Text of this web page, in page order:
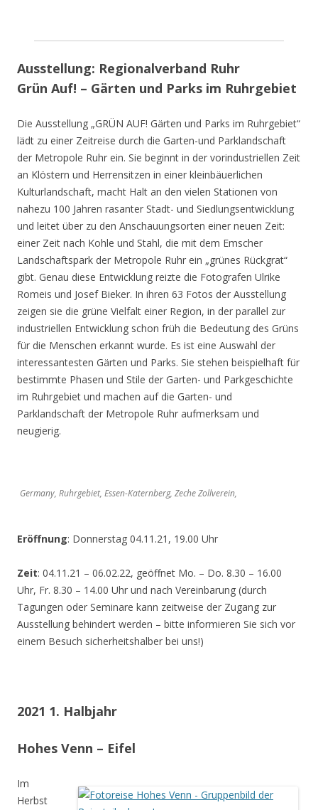
Ausstellung: Regionalverband Ruhr
Grün Auf! – Gärten und Parks im Ruhrgebiet
Die Ausstellung „GRÜN AUF! Gärten und Parks im Ruhrgebiet“
lädt zu einer Zeitreise durch die Garten-und Parklandschaft
der Metropole Ruhr ein. Sie beginnt in der vorindustriellen Zeit
an Klöstern und Herrensitzen in einer kleinbäuerlichen
Kulturlandschaft, macht Halt an den vielen Stationen von
nahezu 100 Jahren rasanter Stadt- und Siedlungsentwicklung
und leitet über zu den Anschauungsorten einer neuen Zeit:
einer Zeit nach Kohle und Stahl, die mit dem Emscher
Landschaftspark der Metropole Ruhr ein „grünes Rückgrat“
gibt. Genau diese Entwicklung reizte die Fotografen Ulrike
Romeis und Josef Bieker. In ihren 63 Fotos der Ausstellung
zeigen sie die grüne Vielfalt einer Region, in der parallel zur
industriellen Entwicklung schon früh die Bedeutung des Grüns
für die Menschen erkannt wurde. Es ist eine Auswahl der
interessantesten Gärten und Parks. Sie stehen beispielhaft für
bestimmte Phasen und Stile der Garten- und Parkgeschichte
im Ruhrgebiet und machen auf die Garten- und
Parklandschaft der Metropole Ruhr aufmerksam und
neugierig.
Germany, Ruhrgebiet, Essen-Katernberg, Zeche Zollverein,
Eröffnung: Donnerstag 04.11.21, 19.00 Uhr
Zeit: 04.11.21 – 06.02.22, geöffnet Mo. – Do. 8.30 – 16.00
Uhr, Fr. 8.30 – 14.00 Uhr und nach Vereinbarung (durch
Tagungen oder Seminare kann zeitweise der Zugang zur
Ausstellung behindert werden – bitte informieren Sie sich vor
einem Besuch sicherheitshalber bei uns!)
2021 1. Halbjahr
Hohes Venn – Eifel
Im
Herbst